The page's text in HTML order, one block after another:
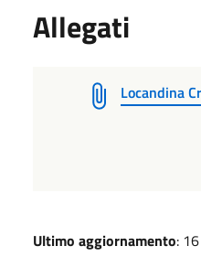
Allegati
Locandina
Ultimo aggiornamento: